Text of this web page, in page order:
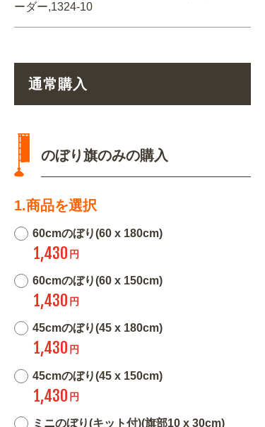
ーダー,1324-10
通常購入
のぼり旗のみの購入
1.商品を選択
60cmのぼり(60 x 180cm)
1,430 円
60cmのぼり(60 x 150cm)
1,430 円
45cmのぼり(45 x 180cm)
1,430 円
45cmのぼり(45 x 150cm)
1,430 円
ミニのぼり(キット付)(旗部10 x 30cm)